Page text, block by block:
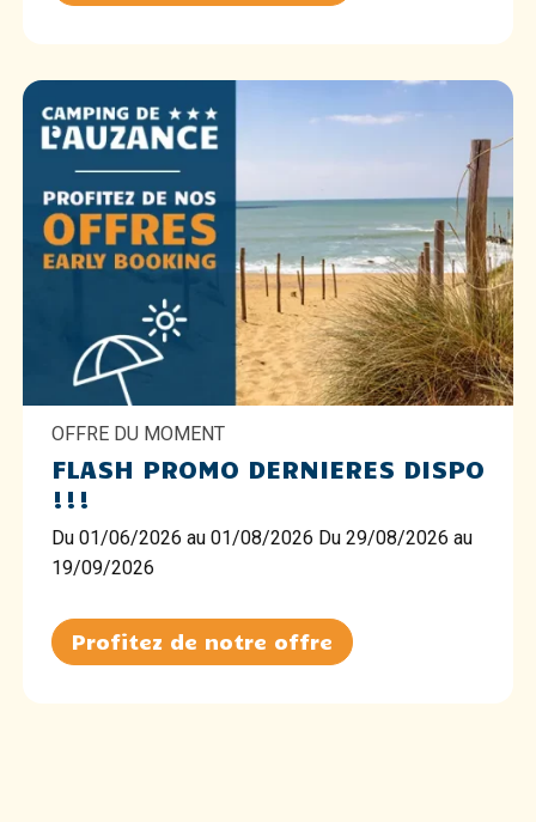
OFFRE DU MOMENT
FLASH PROMO DERNIERES DISPO
!!!
Du 01/06/2026 au 01/08/2026 Du 29/08/2026 au
19/09/2026
Profitez de notre offre